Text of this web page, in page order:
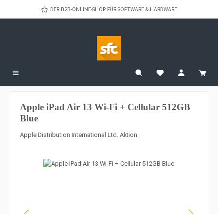
Zum Hauptinhalt springenDER B2B-ONLINE-SHOP FÜR SOFTWARE & HARDWARE
Apple iPad Air 13 Wi-Fi + Cellular 512GB
Blue
Apple Distribution International Ltd. Aktion
Bildergalerie überspringen